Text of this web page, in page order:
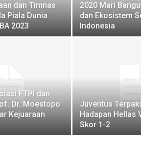
dan Timnas
Piala Dunia
2023
2020 Mari
dan Ekosistem
Indonesia
FTPI dan
Dr. Moestopo
Kejuaraan
Juventus
Hadapan Hellas
Skor 1-2